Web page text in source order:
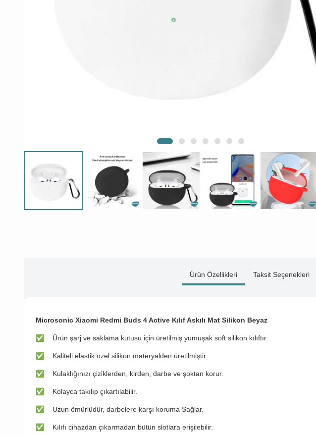
Ürün Özellikleri Taksit Seçenekleri
Microsonic Xiaomi Redmi Buds 4 Active Kılıf Askılı Mat Silikon Beyaz
✅ ​​​Ürün şarj ve saklama kutusu için üretilmiş yumuşak soft silikon kılıftır.
✅ Kaliteli elastik özel silikon materyalden üretilmiştir.
✅ Kulaklığınızı çiziklerden, kirden, darbe ve şoktan korur.
✅ Kolayca takılıp çıkartılabilir.
✅ Uzun ömürlüdür, darbelere karşı koruma Sağlar.
✅ Kılıfı cihazdan çıkarmadan bütün slotlara erişilebilir.